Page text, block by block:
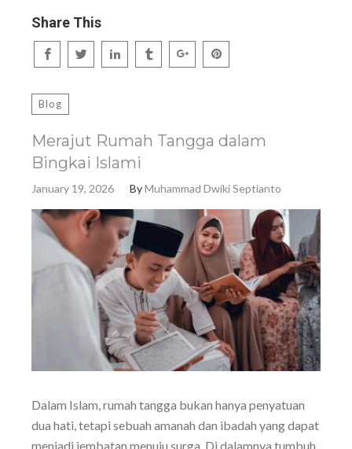
Share This
Blog
Merajut Rumah Tangga dalam
Bingkai Islami
January 19, 2026 ByMuhammad Dwiki Septianto
Dalam Islam, rumah tangga bukan hanya penyatuan
dua hati, tetapi sebuah amanah dan ibadah yang dapat
menjadi jembatan menuju surga. Di dalamnya tumbuh